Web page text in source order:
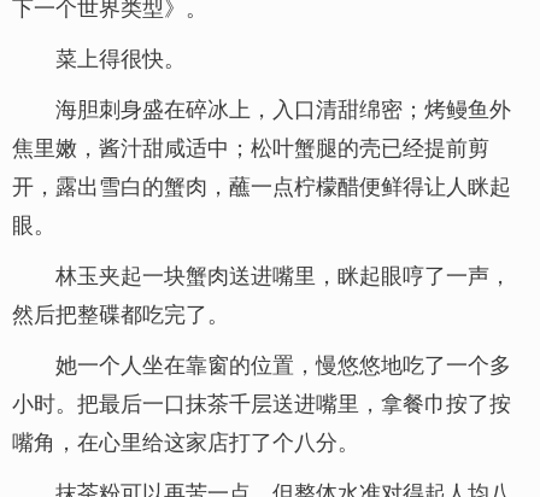
菜上得很快。
海胆刺身盛在碎冰上，入口清甜绵密；烤鳗鱼外
焦里嫩，酱汁甜咸适中；松叶蟹腿的壳已经提前剪
开，露出雪白的蟹肉，蘸一点柠檬醋便鲜得让人眯起
眼。
林玉夹起一块蟹肉送进嘴里，眯起眼哼了一声，
然后把整碟都吃完了。
她一个人坐在靠窗的位置，慢悠悠地吃了一个多
小时。把最后一口抹茶千层送进嘴里，拿餐巾按了按
嘴角，在心里给这家店打了个八分。